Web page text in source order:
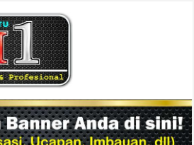
DM1